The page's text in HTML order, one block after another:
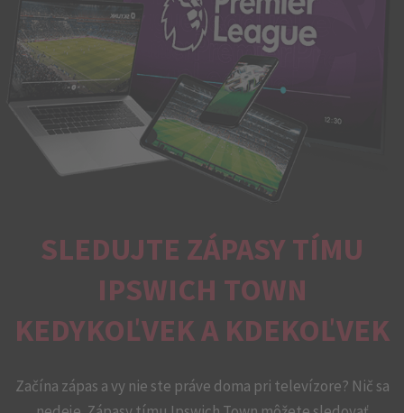
SLEDUJTE ZÁPASY TÍMU
IPSWICH TOWN
KEDYKOĽVEK A KDEKOĽVEK
Začína zápas a vy nie ste práve doma pri televízore? Nič sa